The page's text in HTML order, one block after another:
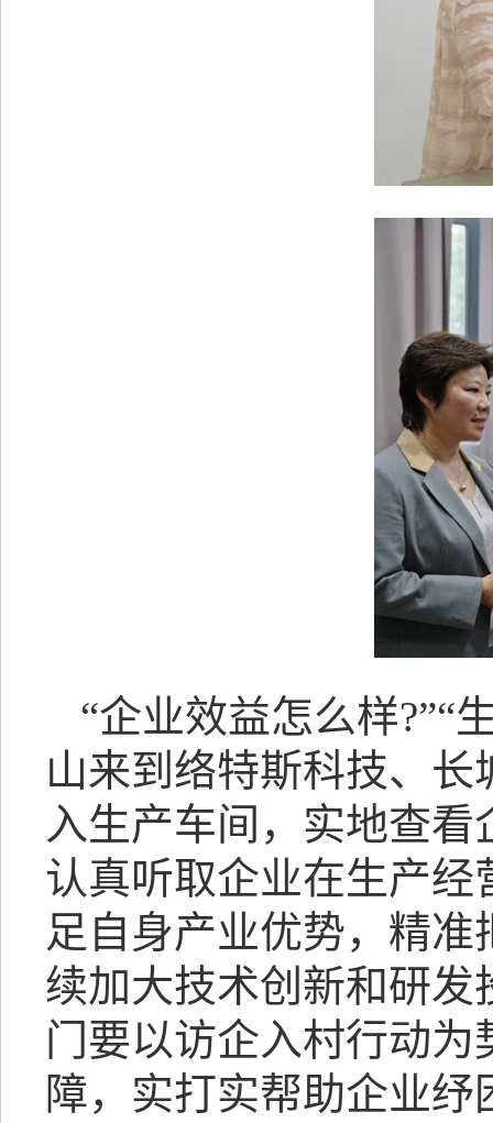
“企业效益怎么样?”“
山来到络特斯科技、
入生产车间，实地查
认真听取企业在生产
足自身产业优势，精
续加大技术创新和研
门要以访企入村行动
障，实打实帮助企业